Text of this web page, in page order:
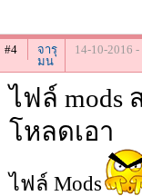
#4
จารุ
มน
14-10-2016
ไฟล์ mods
โหลดเอา
ไฟล์ Mods